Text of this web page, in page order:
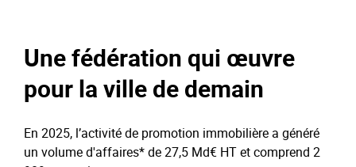
Une fédération qui œuvre
pour la ville de demain
En 2025, l’activité de promotion immobilière a généré
un volume d'affaires* de 27,5 Md€ HT et comprend 2